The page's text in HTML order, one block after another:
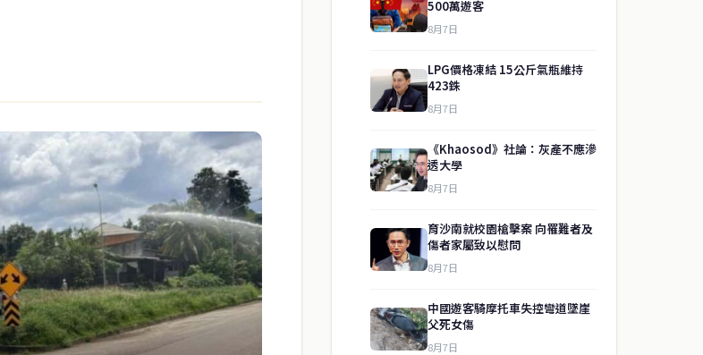
500萬遊客
8月7日
LPG價格凍結 15公斤氣瓶維持
423銖
8月7日
《Khaosod》社論：灰產不應滲
透大學
8月7日
育沙南就校園槍擊案 向罹難者及
傷者家屬致以慰問
8月7日
中國遊客騎摩托車失控彎道墜崖
父死女傷
8月7日